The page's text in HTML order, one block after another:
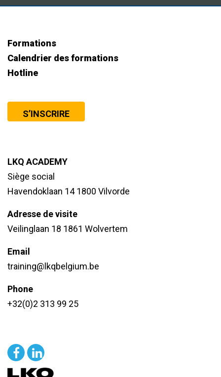
Formations
Calendrier des formations
Hotline
S’INSCRIRE
LKQ ACADEMY
Siège social
Havendoklaan 14 1800 Vilvorde
Adresse de visite
Veilinglaan 18 1861 Wolvertem
Email
training@lkqbelgium.be
Phone
+32(0)2 313 99 25